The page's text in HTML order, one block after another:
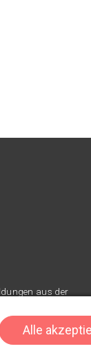
aus der